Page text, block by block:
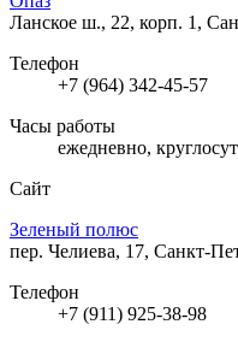
Ланское ш., 22, корп. 1,
Телефон
+7 (964) 342-45-57
Часы работы
ежедневно,
Сайт
Зеленый полюс
пер. Челиева, 17, Санкт-
Телефон
+7 (911) 925-38-98